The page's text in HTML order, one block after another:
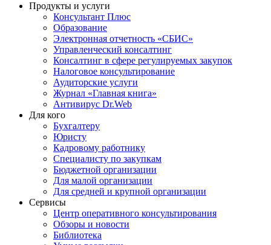
Продукты и услуги
Консультант Плюс
Образование
Электронная отчетность «СБИС»
Управленческий консалтинг
Консалтинг в сфере регулируемых закупок
Налоговое консультирование
Аудиторские услуги
Журнал «Главная книга»
Антивирус Dr.Web
Для кого
Бухгалтеру
Юристу
Кадровому работнику
Специалисту по закупкам
Бюджетной организации
Для малой организации
Для средней и крупной организации
Сервисы
Центр оперативного консультирования
Обзоры и новости
Библиотека